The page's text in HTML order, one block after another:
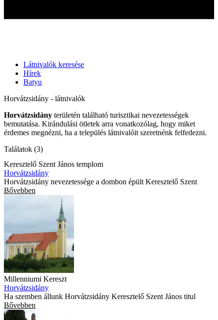
Látnivalók keresése
Hírek
Batyu
Horvátzsidány - látnivalók
Horvátzsidány területén található turisztikai nevezetességek
bemutatása. Kirándulási ötletek arra vonatkozólag, hogy miket
érdemes megnézni, ha a település látnivalóit szeretnénk felfedezni.
Találatok (3)
Keresztelő Szent János templom
Horvátzsidány
Horvátzsidány nevezetessége a dombon épült Keresztelő Szent
Bővebben
Millenniumi Kereszt
Horvátzsidány
Ha szemben állunk Horvátzsidány Keresztelő Szent János titul
Bővebben